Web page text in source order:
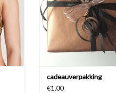
cadeauverpakking
€1,00